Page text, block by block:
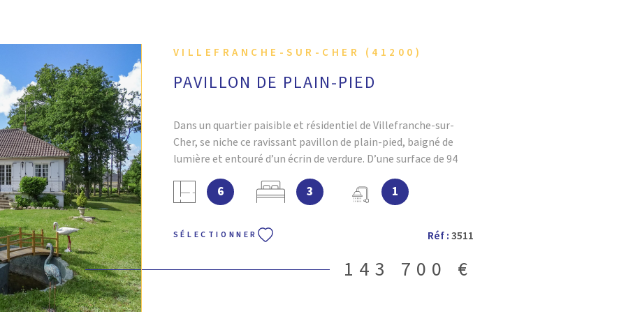
VILLEFRANCHE-SUR-CHER (41200)
PAVILLON DE PLAIN-PIED
Dans un quartier paisible et résidentiel de Villefranche-sur-
Cher, se niche ce ravissant pavillon de plain-pied, baigné de
lumière et entouré d’un écrin de verdure. D’une surface de 94
m², cette maison soigneusement entretenue respire la
douceur de vivre et invite à la sérénité. Elle se compose d'une
véranda accueillante, d'une cuisine fonctionnelle aménagée et
semi-équipée, d'un séjour spacieux et chaleureux, s’ouvrant sur
une terrasse baignée de soleil. Une belle cheminée y trône,
prête à réchauffer vos soirées d’hiver. Côté nuit, trois chambres
douillettes, une salle d’eau avec double vasque et une
6 3 1
SÉLECTIONNER Réf :3511
143 700 €
BIEN